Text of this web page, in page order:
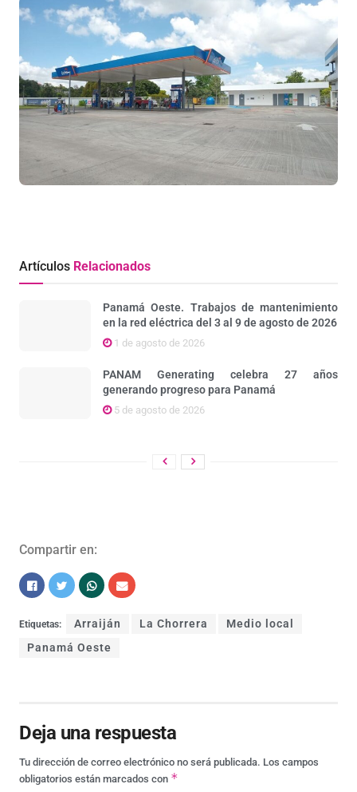
Artículos Relacionados
Panamá Oeste. Trabajos de mantenimiento
en la red eléctrica del 3 al 9 de agosto de 2026
1 de agosto de 2026
PANAM Generating celebra 27 años
generando progreso para Panamá
5 de agosto de 2026
Compartir en:
Etiquetas: Arraiján La Chorrera
Medio local
Panamá Oeste
Deja una respuesta
Tu dirección de correo electrónico no será publicada. Los campos
obligatorios están marcados con *